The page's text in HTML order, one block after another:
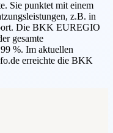
Sie punktet mit einem
z.B. in
Die BKK EUREGIO
gesamte
%. Im aktuellen
erreichte die BKK